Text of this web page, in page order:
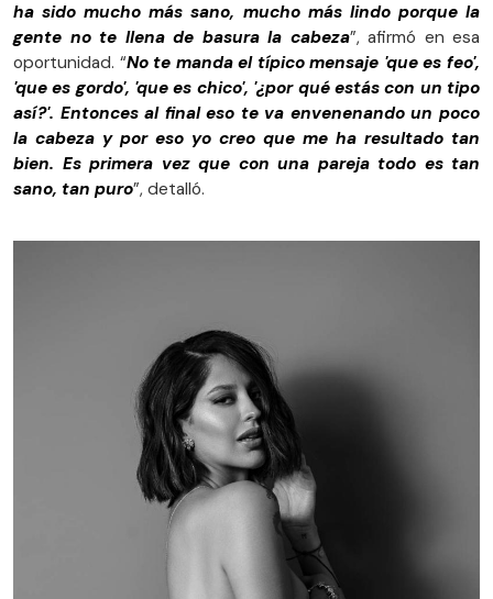
ha sido mucho más sano, mucho más lindo porque la
gente no te llena de basura la cabeza”, afirmó en esa
oportunidad. “No te manda el típico mensaje 'que es feo',
'que es gordo', 'que es chico', '¿por qué estás con un tipo
así?'. Entonces al final eso te va envenenando un poco
la cabeza y por eso yo creo que me ha resultado tan
bien. Es primera vez que con una pareja todo es tan
sano, tan puro”, detalló.